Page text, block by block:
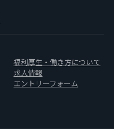
福利厚生・働き方について
求人情報
エントリーフォーム